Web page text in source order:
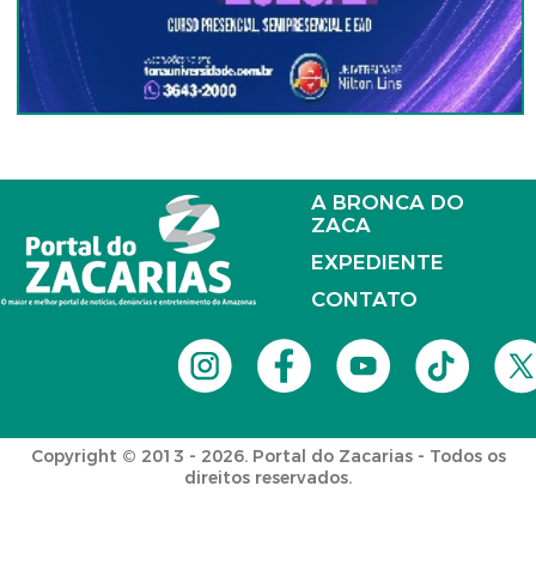
A BRONCA DO
ZACA
EXPEDIENTE
CONTATO
Copyright © 2013 - 2026. Portal do Zacarias - Todos os
direitos reservados.